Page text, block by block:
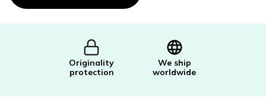
Originality
protection
We ship
worldwide